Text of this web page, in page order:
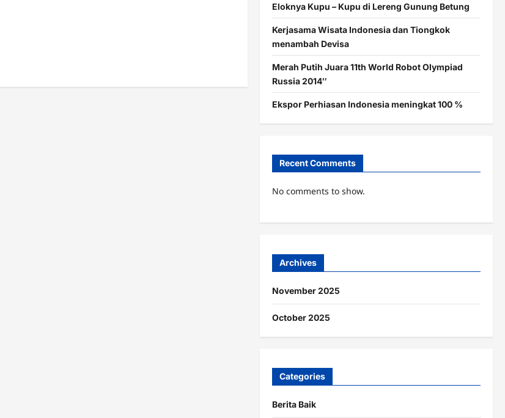
Eloknya Kupu – Kupu di Lereng Gunung Betung
Kerjasama Wisata Indonesia dan Tiongkok
menambah Devisa
Merah Putih Juara 11th World Robot Olympiad
Russia 2014″
Ekspor Perhiasan Indonesia meningkat 100 %
Recent Comments
No comments to show.
Archives
November 2025
October 2025
Categories
Berita Baik